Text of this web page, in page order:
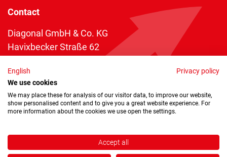
Contact
Diagonal GmbH & Co. KG
Havixbecker Straße 62
Telefon:+49 2534 970 216
Telefax: +49 2534 970 116
info@diagonal.de
English
Privacy policy
We use cookies
We may place these for analysis of our visitor data, to improve our website,
show personalised content and to give you a great website experience. For
more information about the cookies we use open the settings.
Accept all